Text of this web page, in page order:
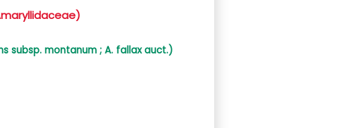
subsp. montanum ; A. fallax auct.)